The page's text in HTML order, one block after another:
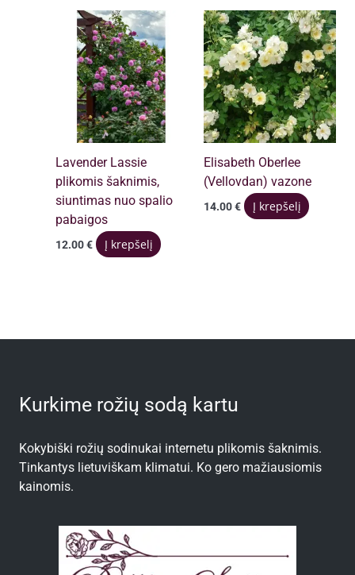
Lavender Lassie
plikomis šaknimis,
siuntimas nuo spalio
pabaigos
12.00€ Į krepšelį
Elisabeth Oberlee
(Vellovdan) vazone
14.00€ Į krepšelį
Kurkime rožių sodą kartu
Kokybiški rožių sodinukai internetu plikomis šaknimis.
Tinkantys lietuviškam klimatui. Ko gero mažiausiomis
kainomis.